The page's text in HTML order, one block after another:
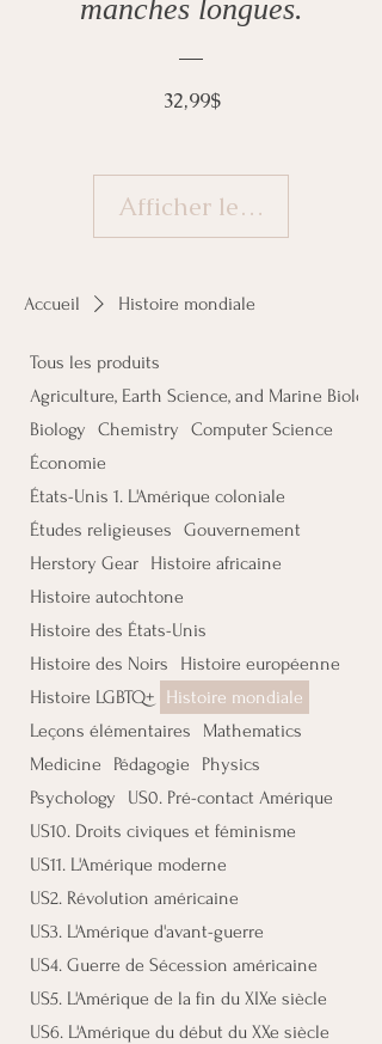
manches longues.
32,99$Prix
Afficher les détails
Accueil Histoire mondiale
Tous les produits
Agriculture, Earth Science, and Marine Biology
Biology
Chemistry
Computer Science
Économie
États-Unis 1. L'Amérique coloniale
Études religieuses
Gouvernement
Herstory Gear
Histoire africaine
Histoire autochtone
Histoire des États-Unis
Histoire des Noirs
Histoire européenne
Histoire LGBTQ+
Histoire mondiale
Leçons élémentaires
Mathematics
Medicine
Pédagogie
Physics
Psychology
US0. Pré-contact Amérique
US10. Droits civiques et féminisme
US11. L'Amérique moderne
US2. Révolution américaine
US3. L'Amérique d'avant-guerre
US4. Guerre de Sécession américaine
US5. L'Amérique de la fin du XIXe siècle
US6. L'Amérique du début du XXe siècle